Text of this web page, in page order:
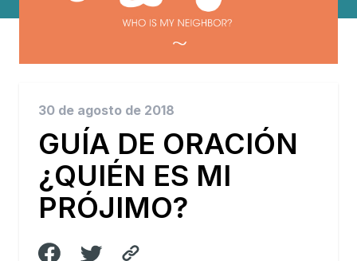
30 de agosto de 2018
GUÍA DE ORACIÓN
¿QUIÉN ES MI
PRÓJIMO?